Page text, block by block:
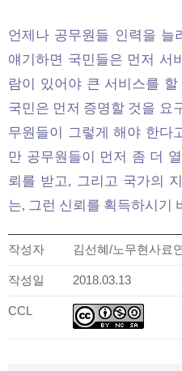
언제나 공무원들 인력을 늘
얘기하면 국민들은 먼저 서
람이 있어야 큰 서비스를
국민은 먼저 증명할 것을 요
무원들이 그렇게 해야 한다
만 공무원들이 먼저 좀 더
뢰를 받고, 그리고 국가의
는, 그런 신뢰를 획득하시기
작성자 김선혜/노무현사료
작성일 2018.03.13
CCL